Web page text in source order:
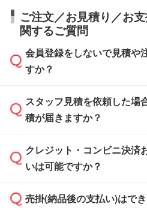
ご注文／お見積り／お
関するご質問
会員登録をしないで見積や
すか？
可能です。見積・注文フ
まま進む』ボタンからお進
スタッフ見積を依頼した場
積が届きますか？
通常、翌営業日までにお
雑状況によっては、お時間
依頼いただいた場合は、翌
クレジット・コンビニ決済
いは可能ですか？
銀行振込のみのご対応と
売掛(納品後の支払い)はで